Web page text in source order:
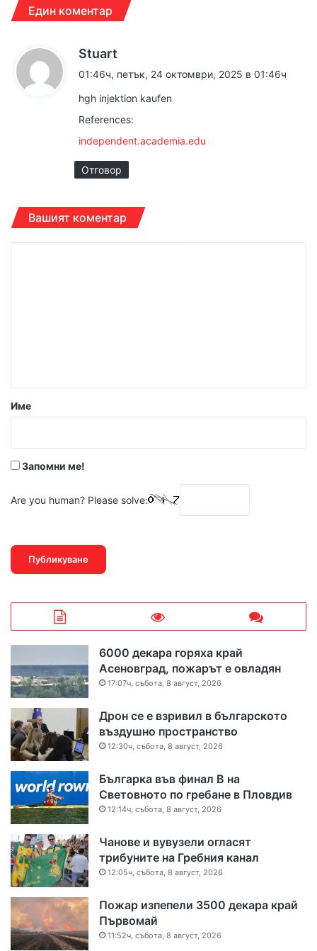
Един коментар
Stuart
а
:
01:46ч, петък, 24 октомври, 2025 в 01:46ч
hgh injektion kaufen
References:
independent.academia.edu
Отговор
Вашият коментар
р
Име
Запомни ме!
Are you human? Please solve:
6000 декара горяха край
Асеновград, пожарът е овладян
17:07ч, събота, 8 август, 2026
Дрон се е взривил в българското
въздушно пространство
12:30ч, събота, 8 август, 2026
Българка във финал B на
Световното по гребане в Пловдив
12:14ч, събота, 8 август, 2026
Чанове и вувузели огласят
трибуните на Гребния канал
12:05ч, събота, 8 август, 2026
Пожар изпепели 3500 декара край
Първомай
11:52ч, събота, 8 август, 2026